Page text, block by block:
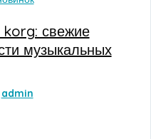
korg: свежие
музыкальных
admin